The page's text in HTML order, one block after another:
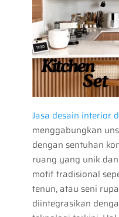
Jasa desain interior
menggabungkan
dengan sentuhan
ruang yang unik
motif tradisional
tenun, atau seni
diintegrasikan